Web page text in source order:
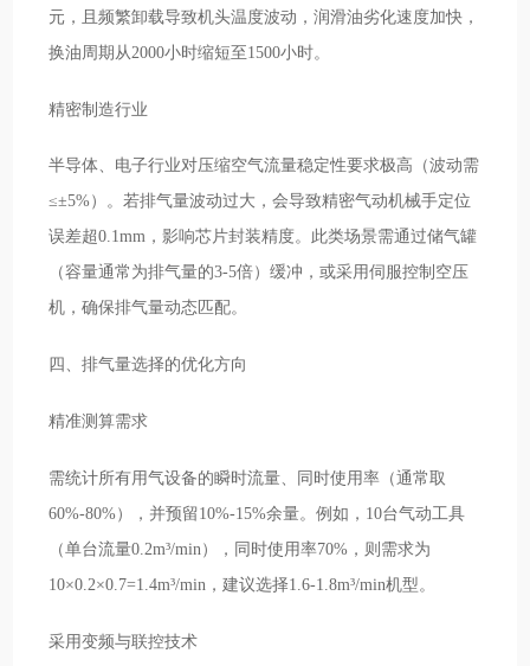
元，且频繁卸载导致机头温度波动，润滑油劣化速度加快，
换油周期从2000小时缩短至1500小时。
精密制造行业
半导体、电子行业对压缩空气流量稳定性要求极高（波动需
≤±5%）。若排气量波动过大，会导致精密气动机械手定位
误差超0.1mm，影响芯片封装精度。此类场景需通过储气罐
（容量通常为排气量的3-5倍）缓冲，或采用伺服控制空压
机，确保排气量动态匹配。
四、排气量选择的优化方向
精准测算需求
需统计所有用气设备的瞬时流量、同时使用率（通常取
60%-80%），并预留10%-15%余量。例如，10台气动工具
（单台流量0.2m³/min），同时使用率70%，则需求为
10×0.2×0.7=1.4m³/min，建议选择1.6-1.8m³/min机型。
采用变频与联控技术